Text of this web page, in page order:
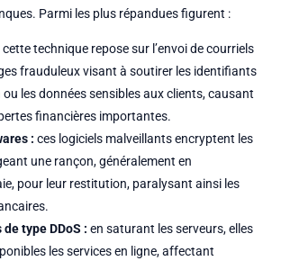
Parmi les plus répandues figurent :
cette technique repose sur l’envoi de courriels
frauduleux visant à soutirer les identifiants
les données sensibles aux clients, causant
financières importantes.
: ces logiciels malveillants encryptent les
une rançon, généralement en
pour leur restitution, paralysant ainsi les
type DDoS : en saturant les serveurs, elles
les services en ligne, affectant